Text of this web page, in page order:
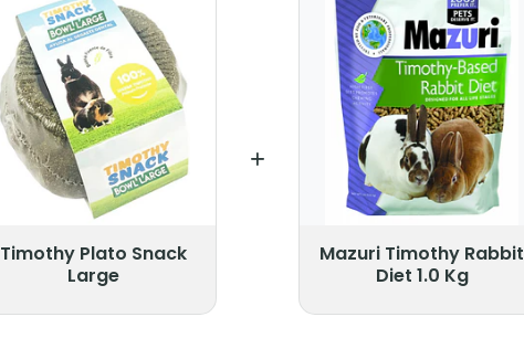
Timothy Plato Snack
Large
Mazuri Timothy Rabbit
Diet 1.0 Kg